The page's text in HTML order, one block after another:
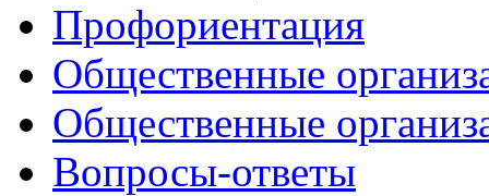
Профориентация
Общественные
Общественные
Вопросы-ответы